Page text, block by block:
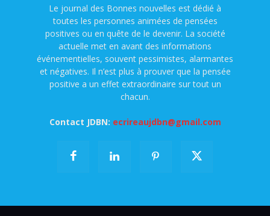
Le journal des Bonnes nouvelles est dédié à
toutes les personnes animées de pensées
positives ou en quête de le devenir. La société
actuelle met en avant des informations
événementielles, souvent pessimistes, alarmantes
et négatives. Il n’est plus à prouver que la pensée
positive a un effet extraordinaire sur tout un
chacun.
Contact JDBN: ecrireaujdbn@gmail.com